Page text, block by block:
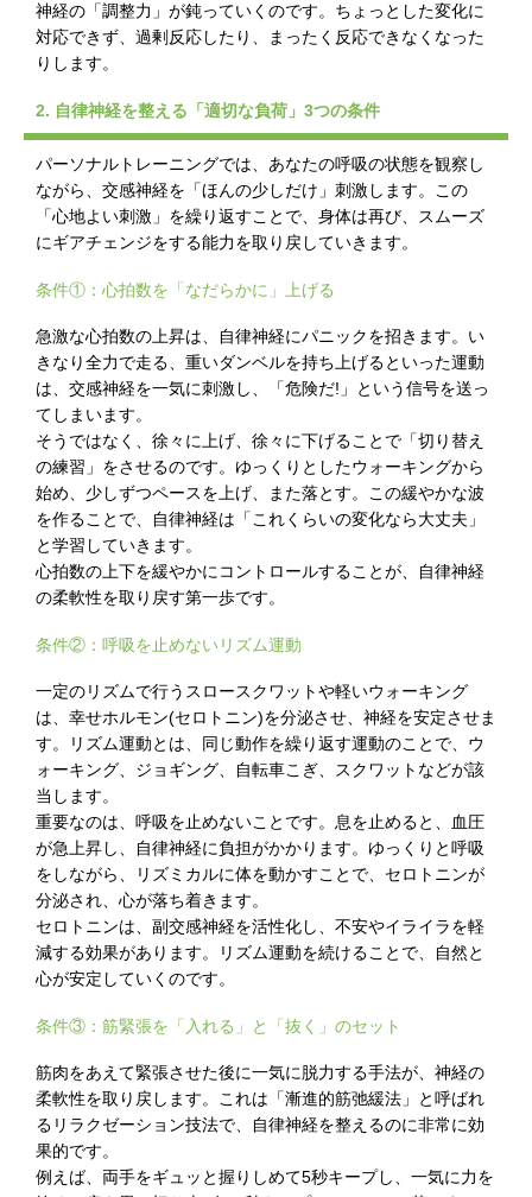
神経の「調整力」が鈍っていくのです。ちょっとした変化に
対応できず、過剰反応したり、まったく反応できなくなった
りします。
2. 自律神経を整える「適切な負荷」3つの条件
パーソナルトレーニングでは、あなたの呼吸の状態を観察し
ながら、交感神経を「ほんの少しだけ」刺激します。この
「心地よい刺激」を繰り返すことで、身体は再び、スムーズ
にギアチェンジをする能力を取り戻していきます。
条件①：心拍数を「なだらかに」上げる
急激な心拍数の上昇は、自律神経にパニックを招きます。い
きなり全力で走る、重いダンベルを持ち上げるといった運動
は、交感神経を一気に刺激し、「危険だ!」という信号を送っ
てしまいます。
そうではなく、徐々に上げ、徐々に下げることで「切り替え
の練習」をさせるのです。ゆっくりとしたウォーキングから
始め、少しずつペースを上げ、また落とす。この緩やかな波
を作ることで、自律神経は「これくらいの変化なら大丈夫」
と学習していきます。
心拍数の上下を緩やかにコントロールすることが、自律神経
の柔軟性を取り戻す第一歩です。
条件②：呼吸を止めないリズム運動
一定のリズムで行うスロースクワットや軽いウォーキング
は、幸せホルモン(セロトニン)を分泌させ、神経を安定させま
す。リズム運動とは、同じ動作を繰り返す運動のことで、ウ
ォーキング、ジョギング、自転車こぎ、スクワットなどが該
当します。
重要なのは、呼吸を止めないことです。息を止めると、血圧
が急上昇し、自律神経に負担がかかります。ゆっくりと呼吸
をしながら、リズミカルに体を動かすことで、セロトニンが
分泌され、心が落ち着きます。
セロトニンは、副交感神経を活性化し、不安やイライラを軽
減する効果があります。リズム運動を続けることで、自然と
心が安定していくのです。
条件③：筋緊張を「入れる」と「抜く」のセット
筋肉をあえて緊張させた後に一気に脱力する手法が、神経の
柔軟性を取り戻します。これは「漸進的筋弛緩法」と呼ばれ
るリラクゼーション技法で、自律神経を整えるのに非常に効
果的です。
例えば、両手をギュッと握りしめて5秒キープし、一気に力を